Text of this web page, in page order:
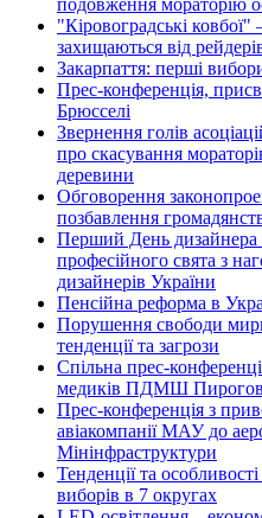
"Кіровоградські
захищаються від
Закарпаття: перші
Прес-конференція,
Брюсселі
Звернення голів
про скасування
деревини
Обговорення
позбавлення
Перший День
професійного свята з
дизайнерів України
Пенсійна реформа в
Порушення свободи
тенденції та загрози
Спільна прес-
медиків ПДМШ
Прес-конференція з
авіакомпанії МАУ до
Мінінфраструктури
Тенденції та
виборів в 7 округах